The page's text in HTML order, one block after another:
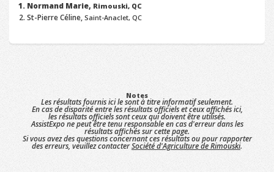
Normand Marie, Rimouski, QC
St-Pierre Céline,Saint-Anaclet, QC
Notes
Les résultats fournis ici le sont à titre informatif seulement.
En cas de disparité entre les résultats officiels et ceux affichés ici,
les résultats officiels sont ceux qui doivent être utilisés.
AssistExpo ne peut être tenu responsable en cas d'erreur dans les
résultats affichés sur cette page.
Si vous avez des questions concernant ces résultats ou pour rapporter
des erreurs, veuillez contacterSociété d'Agriculture de Rimouski.